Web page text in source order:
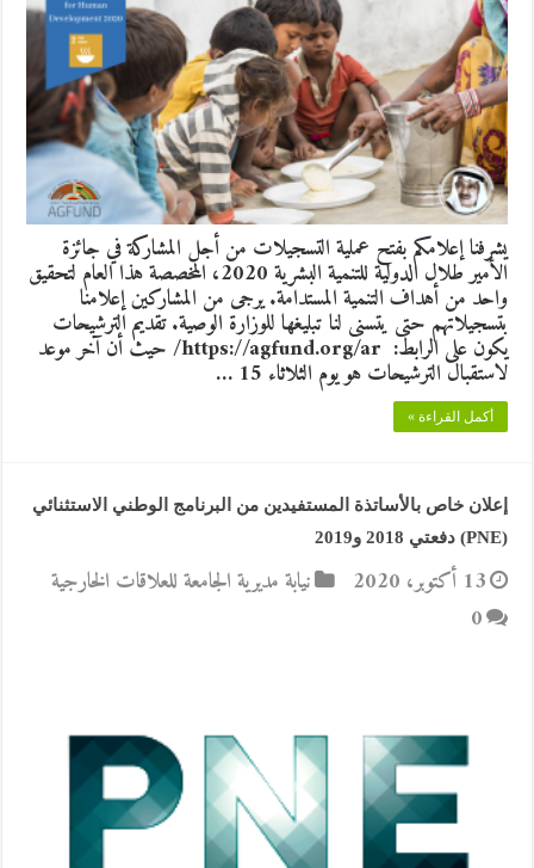
يشرفنا إعلامكم بفتح عملية التسجيلات من أجل المشاركة في جائزة
الأمير طلال الدولية للتنمية البشرية 2020، المخصصة هذا العام لتحقيق
واحد من أهداف التنمية المستدامة. يرجى من المشاركين إعلامنا
بتسجيلاتهم حتى يتسنى لنا تبليغها للوزارة الوصية. تقديم الترشيحات
يكون على الرابط: https://agfund.org/ar/ حيث أن آخر موعد
لاستقبال الترشيحات هو يوم الثلاثاء 15 …
أكمل القراءة »
إعلان خاص بالأساتذة المستفيدين من البرنامج الوطني الاستثنائي
(PNE) دفعتي 2018 و2019
13 أكتوبر، 2020
نيابة مديرية الجامعة للعلاقات الخارجية
0